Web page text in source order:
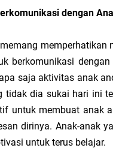
dengan
memperhatikan
berkomunikasi
saja aktivitas anak
tidak dia sukai hari ini
untuk membuat anak
dirinya. Anak-anak
untuk terus belajar.